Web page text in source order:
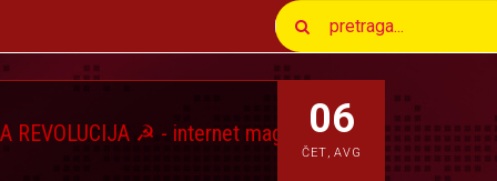
☭ - internet magazin Komunističkog Pokreta
06
ČET,AVG